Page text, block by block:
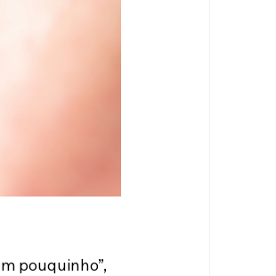
pouquinho”,